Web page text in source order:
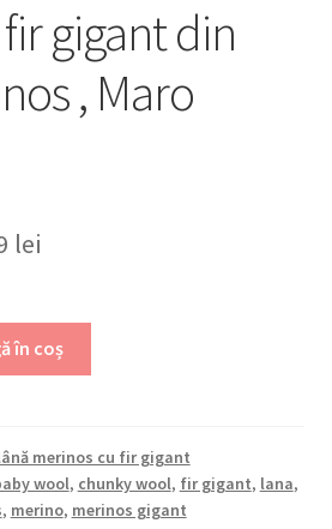
gigant din
, Maro
lei
este:
279,99 lei.
în coș
merinos cu fir gigant
wool, chunky wool, fir gigant, lana,
, merino, merinos gigant